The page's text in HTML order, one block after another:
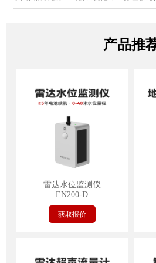
产品推
雷达水位监测仪
EN200-D
获取报价